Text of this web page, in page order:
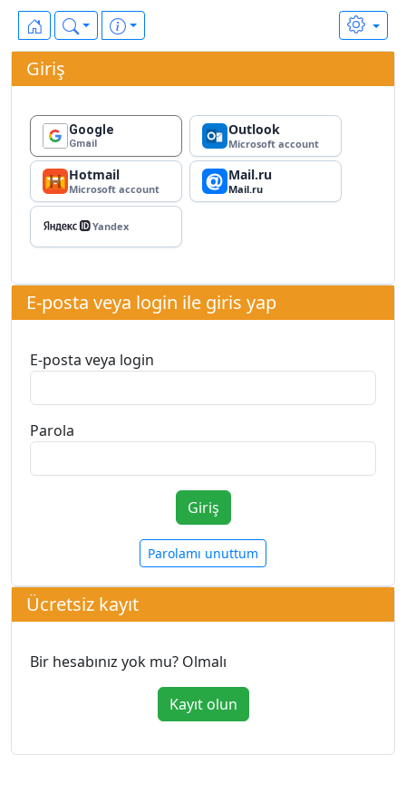
Giriş
Google
Gmail
Outlook
Microsoft account
Hotmail
Microsoft account
Mail.ru
Mail.ru
Yandex ID
Yandex
E-posta veya login ile giris yap
E-posta veya login
Parola
Parolamı unuttum
Ücretsiz kayıt
Bir hesabınız yok mu? Olmalı
Kayıt olun